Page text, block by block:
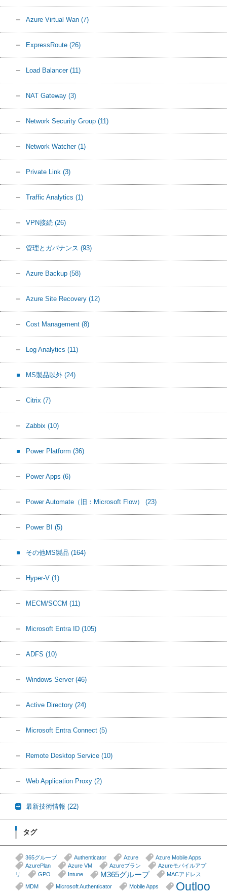
Azure Virtual Wan (7)
ExpressRoute (26)
Load Balancer (11)
NAT Gateway (3)
Network Security Group (11)
Network Watcher (1)
Private Link (3)
Traffic Analytics (1)
VPN接続 (26)
管理とガバナンス (93)
Azure Backup (58)
Azure Site Recovery (12)
Cost Management (8)
Log Analytics (11)
MS製品以外 (24)
Citrix (7)
Zabbix (10)
Power Platform (36)
Power Apps (6)
Power Automate（旧：Microsoft Flow） (23)
Power BI (5)
その他MS製品 (164)
Hyper-V (1)
MECM/SCCM (11)
Microsoft Entra ID (105)
ADFS (10)
Windows Server (46)
Active Directory (24)
Microsoft Entra Connect (5)
Remote Desktop Service (10)
Web Application Proxy (2)
最新技術情報 (22)
タグ
365グループ Authenticator Azure
Azure Mobile Apps
AzurePlan
Azure VM Azureプラン
Azureモバイルアプ
リ
GPO Intune M365グループ
MACアドレス
MDM
Microsoft Authenticator Mobile Apps
Outloo